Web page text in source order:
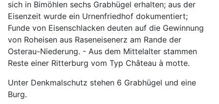
sich in Bimöhlen sechs Grabhügel erhalten; aus der
Eisenzeit wurde ein Urnenfriedhof dokumentiert;
Funde von Eisenschlacken deuten auf die Gewinnung
von Roheisen aus Raseneisenerz am Rande der
Osterau-Niederung. - Aus dem Mittelalter stammen
Reste einer Ritterburg vom Typ Château à motte.
Unter Denkmalschutz stehen 6 Grabhügel und eine
Burg.